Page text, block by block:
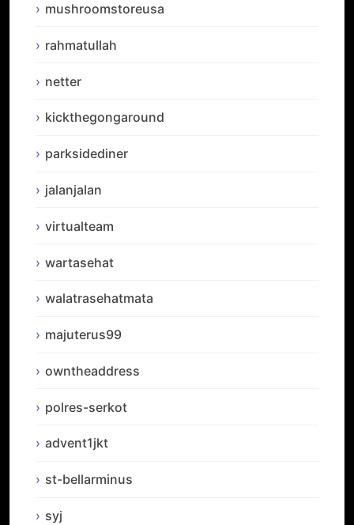
mushroomstoreusa
rahmatullah
netter
kickthegongaround
parksidediner
jalanjalan
virtualteam
wartasehat
walatrasehatmata
majuterus99
owntheaddress
polres-serkot
advent1jkt
st-bellarminus
syj